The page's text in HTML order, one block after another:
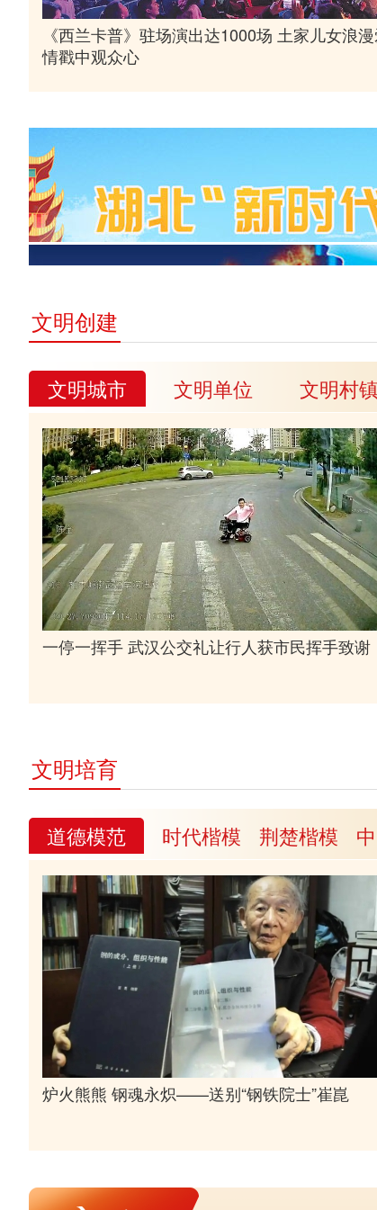
《西兰卡普》驻场演出达1000场 土家儿女浪
情戳中观众心
文明创建
文明城市 文明单位 文明村
一停一挥手 武汉公交礼让行人获市民挥手致谢
文明培育
道德模范 时代楷模 荆楚楷模
炉火熊熊 钢魂永炽——送别“钢铁院士”崔崑